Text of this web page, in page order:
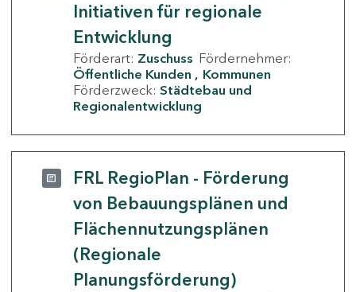
Initiativen für regionale
Entwicklung
Förderart: Zuschuss Fördernehmer:
Öffentliche Kunden
Kommunen
Förderzweck: Städtebau und
Regionalentwicklung
FRL RegioPlan - Förderung
von Bebauungsplänen und
Flächennutzungsplänen
(Regionale
Planungsförderung)